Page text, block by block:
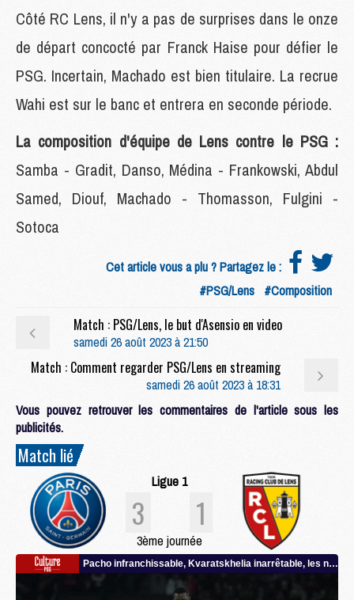
Côté RC Lens, il n'y a pas de surprises dans le onze
de départ concocté par Franck Haise pour défier le
PSG. Incertain, Machado est bien titulaire. La recrue
Wahi est sur le banc et entrera en seconde période.
La composition d'équipe de Lens contre le PSG :
Samba - Gradit, Danso, Médina - Frankowski, Abdul
Samed, Diouf, Machado - Thomasson, Fulgini -
Sotoca
Cet article vous a plu ? Partagez le :
#PSG/Lens #Composition
Match : PSG/Lens, le but d'Asensio en video
samedi 26 août 2023 à 21:50
Match : Comment regarder PSG/Lens en streaming
samedi 26 août 2023 à 18:31
Vous pouvez retrouver les commentaires de l'article sous les
publicités.
Match lié
Ligue 1
3 1
3ème journée